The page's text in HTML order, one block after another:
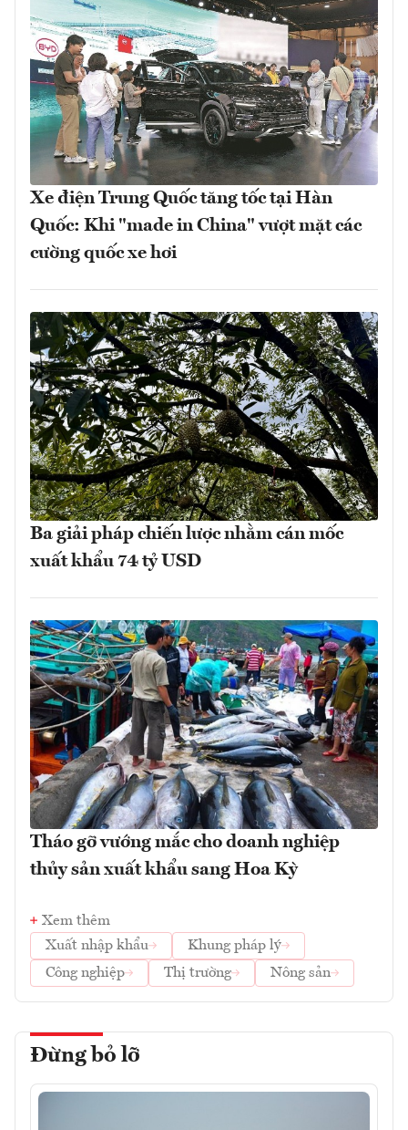
Xe điện Trung Quốc tăng tốc tại Hàn
Quốc: Khi "made in China" vượt mặt các
cường quốc xe hơi
Ba giải pháp chiến lược nhằm cán mốc
xuất khẩu 74 tỷ USD
Tháo gỡ vướng mắc cho doanh nghiệp
thủy sản xuất khẩu sang Hoa Kỳ
Xem thêm
Xuất nhập khẩu
Khung pháp lý
Công nghiệp
Thị trường Nông sản
Đừng bỏ lỡ